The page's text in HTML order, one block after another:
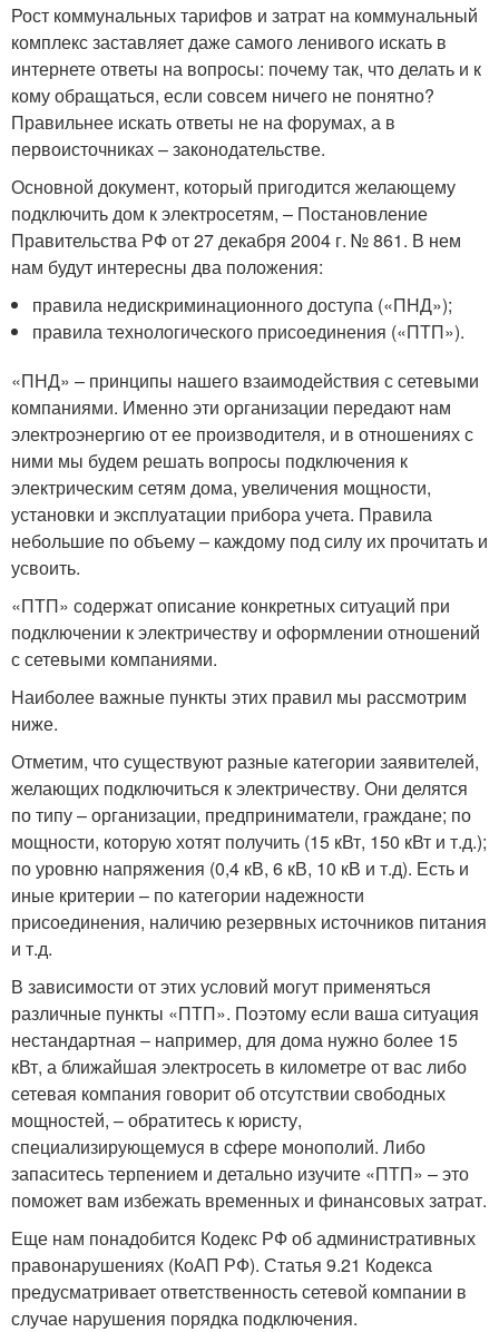
Рост коммунальных тарифов и затрат на коммунальный
комплекс заставляет даже самого ленивого искать в
интернете ответы на вопросы: почему так, что делать и к
кому обращаться, если совсем ничего не понятно?
Правильнее искать ответы не на форумах, а в
первоисточниках – законодательстве.
Основной документ, который пригодится желающему
подключить дом к электросетям, – Постановление
Правительства РФ от 27 декабря 2004 г. № 861. В нем
нам будут интересны два положения:
правила недискриминационного доступа («ПНД»);
правила технологического присоединения («ПТП»).
«ПНД» – принципы нашего взаимодействия с сетевыми
компаниями. Именно эти организации передают нам
электроэнергию от ее производителя, и в отношениях с
ними мы будем решать вопросы подключения к
электрическим сетям дома, увеличения мощности,
установки и эксплуатации прибора учета. Правила
небольшие по объему – каждому под силу их прочитать и
усвоить.
«ПТП» содержат описание конкретных ситуаций при
подключении к электричеству и оформлении отношений
с сетевыми компаниями.
Наиболее важные пункты этих правил мы рассмотрим
ниже.
Отметим, что существуют разные категории заявителей,
желающих подключиться к электричеству. Они делятся
по типу – организации, предприниматели, граждане; по
мощности, которую хотят получить (15 кВт, 150 кВт и т.д.);
по уровню напряжения (0,4 кВ, 6 кВ, 10 кВ и т.д). Есть и
иные критерии – по категории надежности
присоединения, наличию резервных источников питания
и т.д.
В зависимости от этих условий могут применяться
различные пункты «ПТП». Поэтому если ваша ситуация
нестандартная – например, для дома нужно более 15
кВт, а ближайшая электросеть в километре от вас либо
сетевая компания говорит об отсутствии свободных
мощностей, – обратитесь к юристу,
специализирующемуся в сфере монополий. Либо
запаситесь терпением и детально изучите «ПТП» – это
поможет вам избежать временных и финансовых затрат.
Еще нам понадобится Кодекс РФ об административных
правонарушениях (КоАП РФ). Статья 9.21 Кодекса
предусматривает ответственность сетевой компании в
случае нарушения порядка подключения.